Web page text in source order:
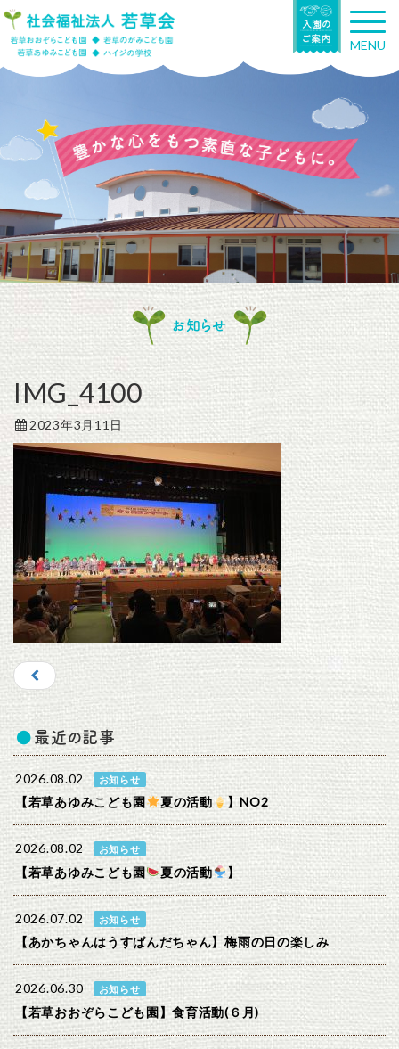
T
o
g
n
g
a
t
n
MENU
お知らせ
IMG_4100
2023年3月11日
最近の記事
2026.08.02 お知らせ
【若草あゆみこども園 夏の活動 】NO2
2026.08.02 お知らせ
【若草あゆみこども園 夏の活動 】
2026.07.02 お知らせ
【あかちゃんはうすぱんだちゃん】梅雨の日の楽しみ
2026.06.30 お知らせ
【若草おおぞらこども園】食育活動(６月)